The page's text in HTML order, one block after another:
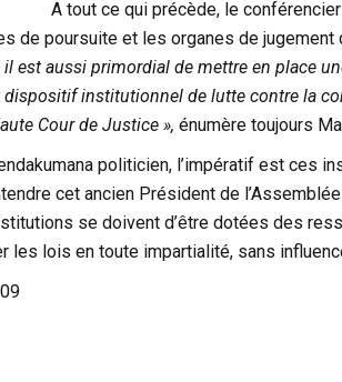
A tout ce qui précède, le
de poursuite et les organes de jugement
il est aussi primordial de mettre en place
institutionnel de lutte contre la
Cour de Justice », énumère toujours
politicien, l’impératif est ces
cet ancien Président de
se doivent d’être dotées des
les lois en toute impartialité, sans